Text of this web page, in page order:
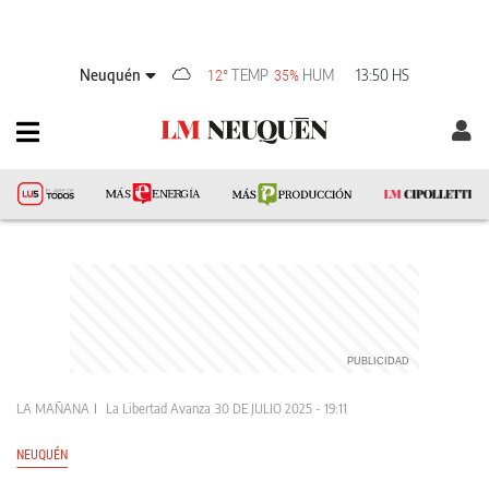
Neuquén 12° TEMP 35% HUM 13:50 HS
LA MAÑANA La Libertad Avanza 30 DE JULIO 2025 - 19:11
NEUQUÉN